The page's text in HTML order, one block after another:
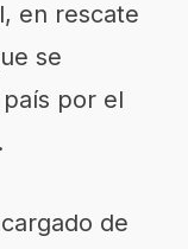
en rescate
se
por el
de